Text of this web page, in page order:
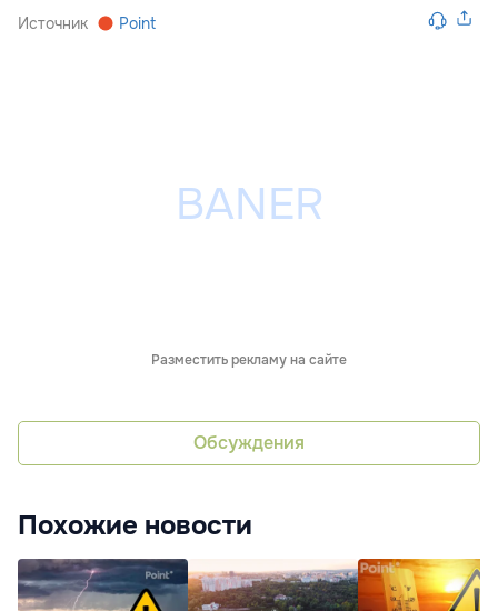
Источник Point
Разместить рекламу на сайте
Обсуждения
Похожие новости